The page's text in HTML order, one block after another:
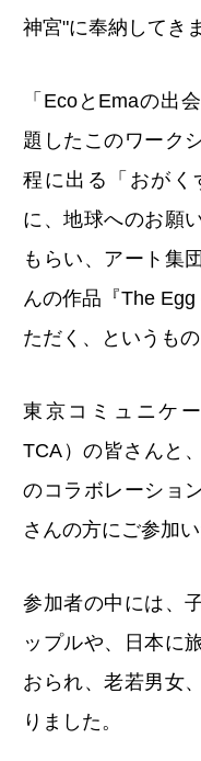
神宮"に奉納してき
「EcoとEmaの出
題したこのワーク
程に出る「おがく
に、地球へのお願
もらい、アート集
んの作品『The
ただく、というもの
東京コミュニケ
TCA）の皆さんと
のコラボレーショ
さんの方にご参加
参加者の中には、
ップルや、日本に
おられ、老若男女
りました。